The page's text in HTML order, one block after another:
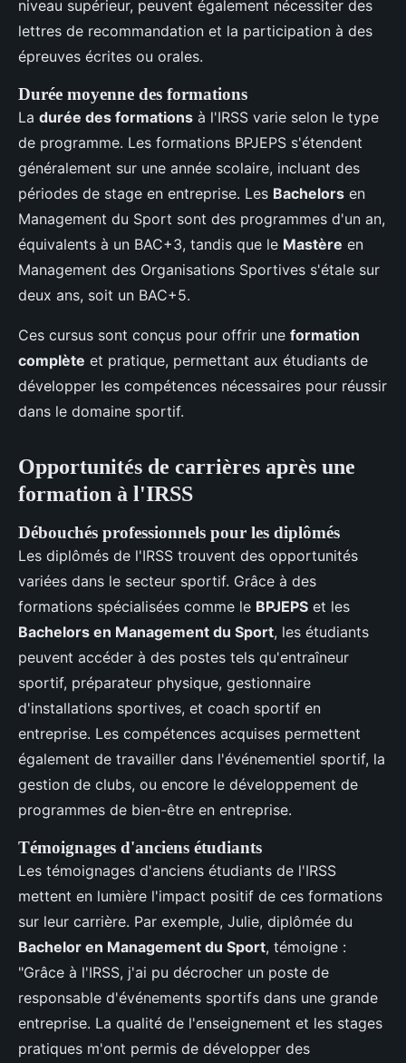
niveau supérieur, peuvent également nécessiter des
lettres de recommandation et la participation à des
épreuves écrites ou orales.
Durée moyenne des formations
La durée des formations à l'IRSS varie selon le type
de programme. Les formations BPJEPS s'étendent
généralement sur une année scolaire, incluant des
périodes de stage en entreprise. Les Bachelors en
Management du Sport sont des programmes d'un an,
équivalents à un BAC+3, tandis que le Mastère en
Management des Organisations Sportives s'étale sur
deux ans, soit un BAC+5.
Ces cursus sont conçus pour offrir une formation
complète et pratique, permettant aux étudiants de
développer les compétences nécessaires pour réussir
dans le domaine sportif.
Opportunités de carrières après une
formation à l'IRSS
Débouchés professionnels pour les diplômés
Les diplômés de l'IRSS trouvent des opportunités
variées dans le secteur sportif. Grâce à des
formations spécialisées comme le BPJEPS et les
Bachelors en Management du Sport, les étudiants
peuvent accéder à des postes tels qu'entraîneur
sportif, préparateur physique, gestionnaire
d'installations sportives, et coach sportif en
entreprise. Les compétences acquises permettent
également de travailler dans l'événementiel sportif, la
gestion de clubs, ou encore le développement de
programmes de bien-être en entreprise.
Témoignages d'anciens étudiants
Les témoignages d'anciens étudiants de l'IRSS
mettent en lumière l'impact positif de ces formations
sur leur carrière. Par exemple, Julie, diplômée du
Bachelor en Management du Sport, témoigne :
"Grâce à l'IRSS, j'ai pu décrocher un poste de
responsable d'événements sportifs dans une grande
entreprise. La qualité de l'enseignement et les stages
pratiques m'ont permis de développer des